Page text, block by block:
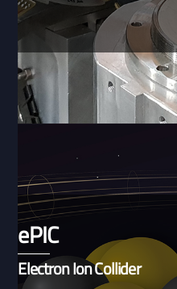
ePIC
Electron Ion Collider